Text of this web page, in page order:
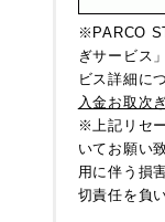
※PARCO
ぎサービス
ビス詳細に
入金お取次
※上記リセ
いてお願い
用に伴う損
切責任を負